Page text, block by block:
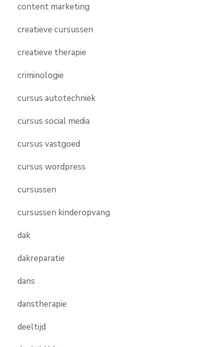
content marketing
creatieve cursussen
creatieve therapie
criminologie
cursus autotechniek
cursus social media
cursus vastgoed
cursus wordpress
cursussen
cursussen kinderopvang
dak
dakreparatie
dans
danstherapie
deeltijd